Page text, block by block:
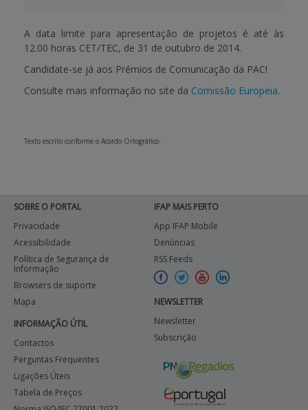
A data limite para apresentação de projetos é até às
12.00 horas CET/TEC, de 31 de outubro de 2014.
Candidate-se já aos Prémios de Comunicação da PAC!
Consulte mais informação no site da Comissão Europeia.
Texto escrito conforme o Acordo Ortográfico.
SOBRE O PORTAL
Privacidade
Acessibilidade
Política de Segurança de
Informação
Browsers de suporte
Mapa
INFORMAÇÃO ÚTIL
Contactos
Perguntas Frequentes
Ligações Úteis
Tabela de Preços
IFAP MAIS PERTO
App IFAP Mobile
Denúncias
RSS Feeds
NEWSLETTER
Newsletter
Subscrição